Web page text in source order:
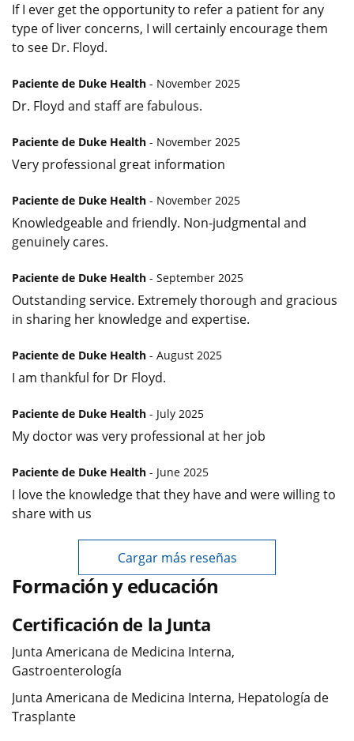
If I ever get the opportunity to refer a patient for any
type of liver concerns, I will certainly encourage them
to see Dr. Floyd.
Paciente de Duke Health - November 2025
Dr. Floyd and staff are fabulous.
Paciente de Duke Health - November 2025
Very professional great information
Paciente de Duke Health - November 2025
Knowledgeable and friendly. Non-judgmental and
genuinely cares.
Paciente de Duke Health - September 2025
Outstanding service. Extremely thorough and gracious
in sharing her knowledge and expertise.
Paciente de Duke Health - August 2025
I am thankful for Dr Floyd.
Paciente de Duke Health - July 2025
My doctor was very professional at her job
Paciente de Duke Health - June 2025
I love the knowledge that they have and were willing to
share with us
Cargar más reseñas
Formación y educación
Certificación de la Junta
Junta Americana de Medicina Interna,
Gastroenterología
Junta Americana de Medicina Interna, Hepatología de
Trasplante